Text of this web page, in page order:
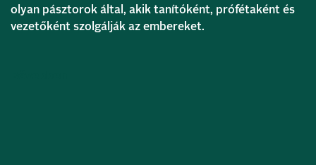
olyan pásztorok által, akik tanítóként, prófétaként és
vezetőként szolgálják az embereket.